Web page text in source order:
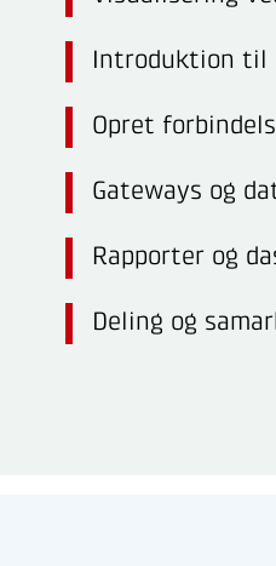
Introduktion til
Opret
Gateways og
Rapporter og
Deling og